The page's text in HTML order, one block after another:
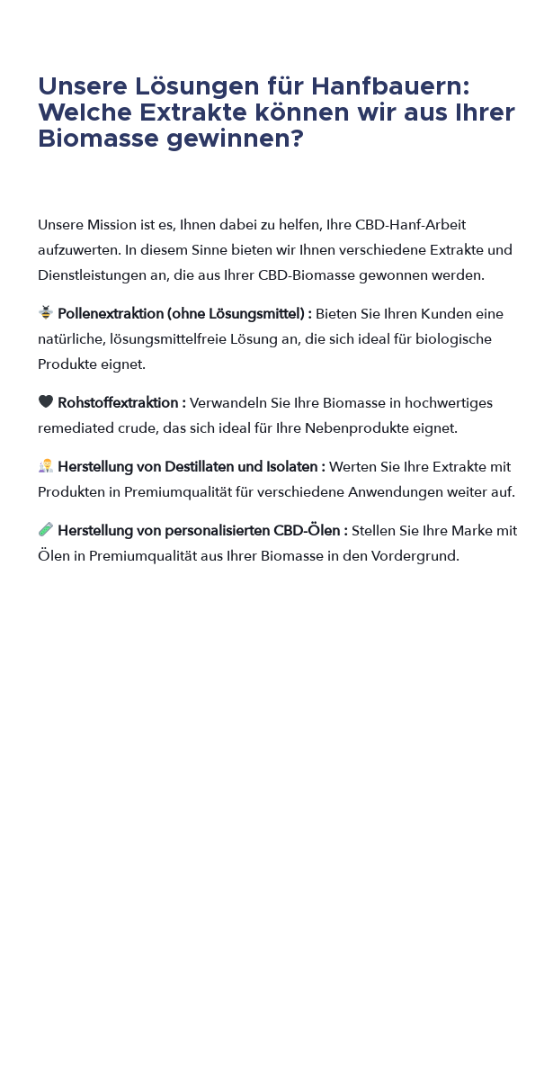
Unsere Lösungen für Hanfbauern:
Welche Extrakte können wir aus Ihrer
Biomasse gewinnen?
Unsere Mission ist es, Ihnen dabei zu helfen, Ihre CBD-Hanf-Arbeit
aufzuwerten. In diesem Sinne bieten wir Ihnen verschiedene Extrakte und
Dienstleistungen an, die aus Ihrer CBD-Biomasse gewonnen werden.
Pollenextraktion (ohne Lösungsmittel) : Bieten Sie Ihren Kunden eine
natürliche, lösungsmittelfreie Lösung an, die sich ideal für biologische
Produkte eignet.
Rohstoffextraktion :Verwandeln Sie Ihre Biomasse in hochwertiges
remediated crude, das sich ideal für Ihre Nebenprodukte eignet.
Herstellung von Destillaten und Isolaten :Werten Sie Ihre Extrakte mit
Produkten in Premiumqualität für verschiedene Anwendungen weiter auf.
Herstellung von personalisierten CBD-Ölen :Stellen Sie Ihre Marke mit
Ölen in Premiumqualität aus Ihrer Biomasse in den Vordergrund.